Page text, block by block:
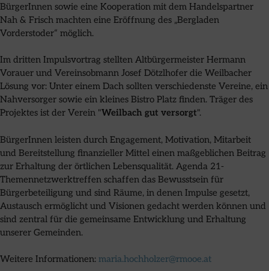
BürgerInnen sowie eine Kooperation mit dem Handelspartner
Nah & Frisch machten eine Eröffnung des „Bergladen
Vorderstoder“ möglich.
Im dritten Impulsvortrag stellten Altbürgermeister Hermann
Vorauer und Vereinsobmann Josef Dötzlhofer die Weilbacher
Lösung vor: Unter einem Dach sollten verschiedenste Vereine, ein
Nahversorger sowie ein kleines Bistro Platz finden. Träger des
Projektes ist der Verein "Weilbach gut versorgt".
BürgerInnen leisten durch Engagement, Motivation, Mitarbeit
und Bereitstellung finanzieller Mittel einen maßgeblichen Beitrag
zur Erhaltung der örtlichen Lebensqualität. Agenda 21-
Themennetzwerktreffen schaffen das Bewusstsein für
Bürgerbeteiligung und sind Räume, in denen Impulse gesetzt,
Austausch ermöglicht und Visionen gedacht werden können und
sind zentral für die gemeinsame Entwicklung und Erhaltung
unserer Gemeinden.
Weitere Informationen: maria.hochholzer@rmooe.at